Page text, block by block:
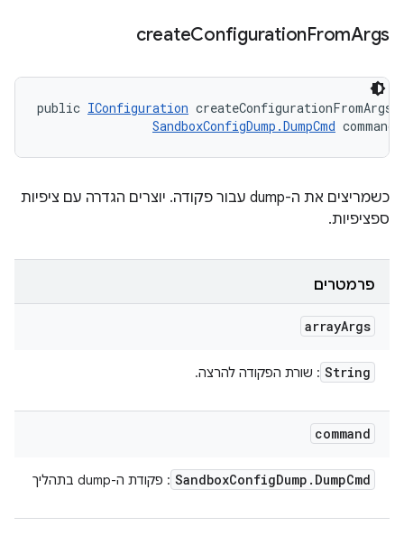
createConfigurationFromArgs
public IConfiguration
SandboxConfigDump.DumpCmd command)
כשמריצים את ה-dump עבור פקודה. יוצרים הגדרה עם ציפיות
ספציפיות.
פרמטרים
arrayArgs
String : שורת הפקודה להרצה.
command
SandboxConfigDump . DumpCmd : פקודת ה-dump בתהליך